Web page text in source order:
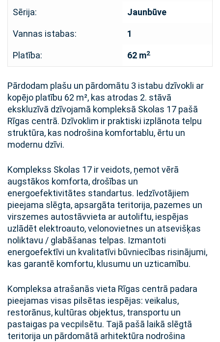
Sērija: Jaunbūve
Vannas istabas: 1
Platība: 62 m2
Pārdodam plašu un pārdomātu 3 istabu dzīvokli ar
kopējo platību 62 m², kas atrodas 2. stāvā
ekskluzīvā dzīvojamā kompleksā Skolas 17 pašā
Rīgas centrā. Dzīvoklim ir praktiski izplānota telpu
struktūra, kas nodrošina komfortablu, ērtu un
modernu dzīvi.
Komplekss Skolas 17 ir veidots, ņemot vērā
augstākos komforta, drošības un
energoefektivitātes standartus. Iedzīvotājiem
pieejama slēgta, apsargāta teritorija, pazemes un
virszemes autostāvvieta ar autoliftu, iespējas
uzlādēt elektroauto, velonovietnes un atsevišķas
noliktavu / glabāšanas telpas. Izmantoti
energoefektīvi un kvalitatīvi būvniecības risinājumi,
kas garantē komfortu, klusumu un uzticamību.
Kompleksa atrašanās vieta Rīgas centrā padara
pieejamas visas pilsētas iespējas: veikalus,
restorānus, kultūras objektus, transportu un
pastaigas pa vecpilsētu. Tajā pašā laikā slēgtā
teritorija un pārdomātā arhitektūra nodrošina